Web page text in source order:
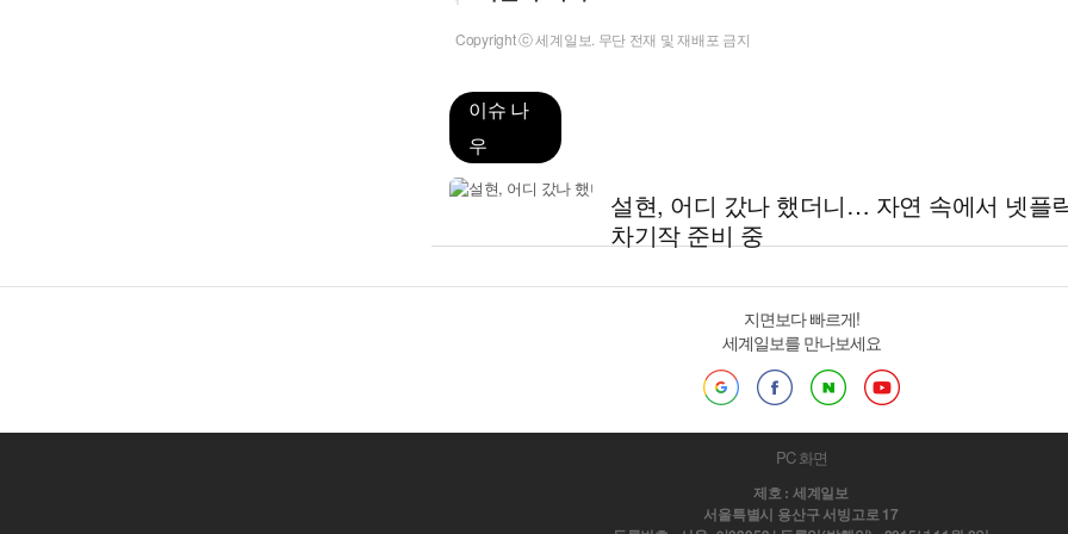
Copyright ⓒ 세계일보. 무단 전재 및 재배포 금지
이슈 나
우
설현, 어디 갔나 했더니… 자연 속에서 넷플
차기작 준비 중
지면보다 빠르게!
세계일보를 만나보세요
PC 화면
제호 : 세계일보
서울특별시 용산구 서빙고로 17